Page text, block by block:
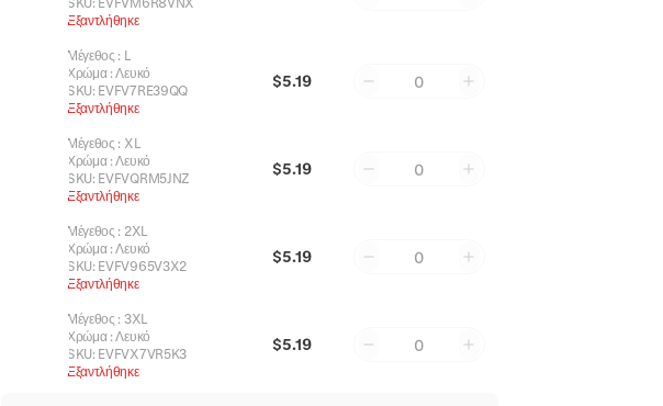
Εξαντλήθηκε
Μέγεθος : L
Χρώμα:Λευκό
SKU: EVFV7RE39QQ
Εξαντλήθηκε
$5.19 0
Μέγεθος : XL
Χρώμα:Λευκό
SKU: EVFVQRM5JNZ
Εξαντλήθηκε
$5.19 0
Μέγεθος : 2XL
Χρώμα:Λευκό
SKU: EVFV965V3X2
Εξαντλήθηκε
$5.19 0
Μέγεθος : 3XL
Χρώμα:Λευκό
SKU: EVFVX7VR5K3
Εξαντλήθηκε
$5.19 0